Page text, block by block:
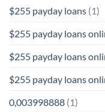
$255 payday loans (1)
$255 payday loans
$255 payday loans
$255 payday loans
0,003998888 (1)